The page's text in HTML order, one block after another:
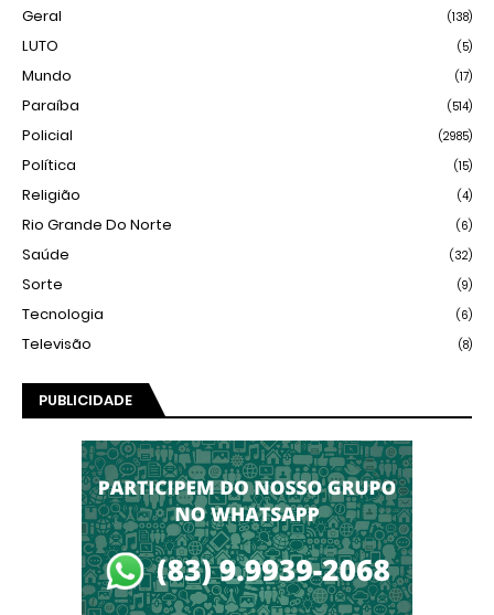
Geral (138)
LUTO (5)
Mundo (17)
Paraíba (514)
Policial (2985)
Política (15)
Religião (4)
Rio Grande Do Norte (6)
Saúde (32)
Sorte (9)
Tecnologia (6)
Televisão (8)
PUBLICIDADE